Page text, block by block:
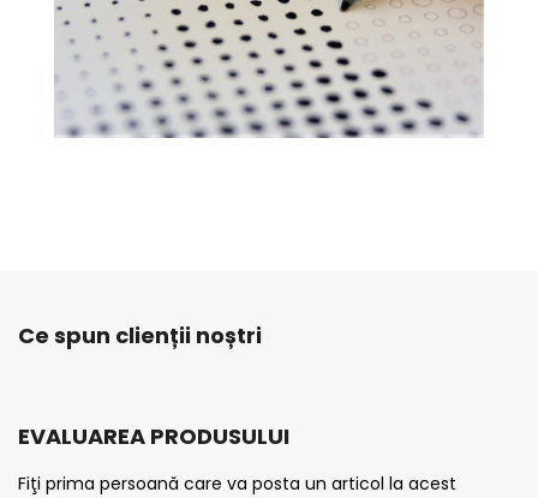
Ce spun clienții noștri
EVALUAREA PRODUSULUI
Fiţi prima persoană care va posta un articol la acest